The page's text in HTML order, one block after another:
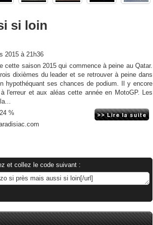
si loin
2015 à 21h36
cette saison 2015 qui commence à peine au Qatar.
dixièmes du leader et se retrouver à peine dans
hypothéquant ses chances de podium. Il y encore
l'erreur et aux aléas cette année en MotoGP. Les
24 %
et collez le code suivant :